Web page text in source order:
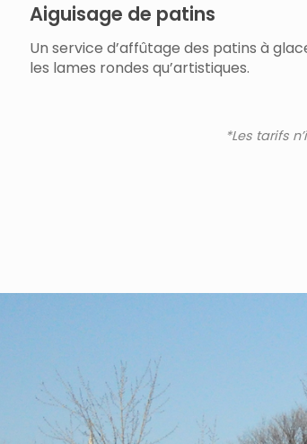
Aiguisage de patins
Un service d’affûtage des patins à
les lames rondes qu’artistiques.
*Les tarifs